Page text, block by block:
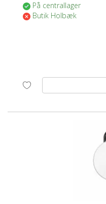
På centrallager
Butik Holbæk